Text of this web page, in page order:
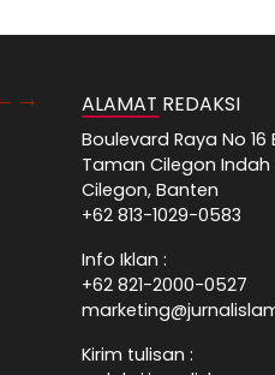
ALAMAT REDAKSI
Boulevard Raya No 16
Taman Cilegon Indah
Cilegon, Banten
+62 813-1029-0583
Info Iklan :
+62 821-2000-0527
Kirim tulisan :